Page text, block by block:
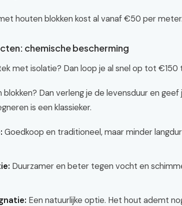
houten blokken kost al vanaf €50 per meter.
chemische bescherming
met isolatie? Dan loop je al snel op tot
blokken? Dan verleng je de levensduur en
is een klassieker.
Goedkoop en traditioneel, maar minder
Duurzamer en beter tegen vocht en
Een natuurlijke optie. Het hout ademt